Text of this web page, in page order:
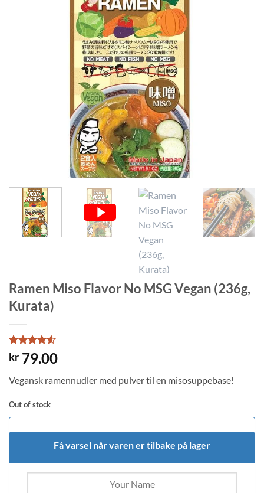
Ramen Miso Flavor No MSG Vegan (236g,
Kurata)
Rated4.5
out of 5
2
customer
kr 79.00
Vegansk ramennudler med pulver til en misosuppebase!
Out of stock
Få varsel når varen er tilbake på lager